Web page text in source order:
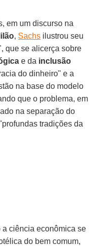
em um discurso na
, Sachs ilustrou seu
que se alicerça sobre
e da inclusão
do dinheiro" e a
na base do modelo
que o problema, em
na separação do
tradições da
a ciência econômica se
do bem comum,